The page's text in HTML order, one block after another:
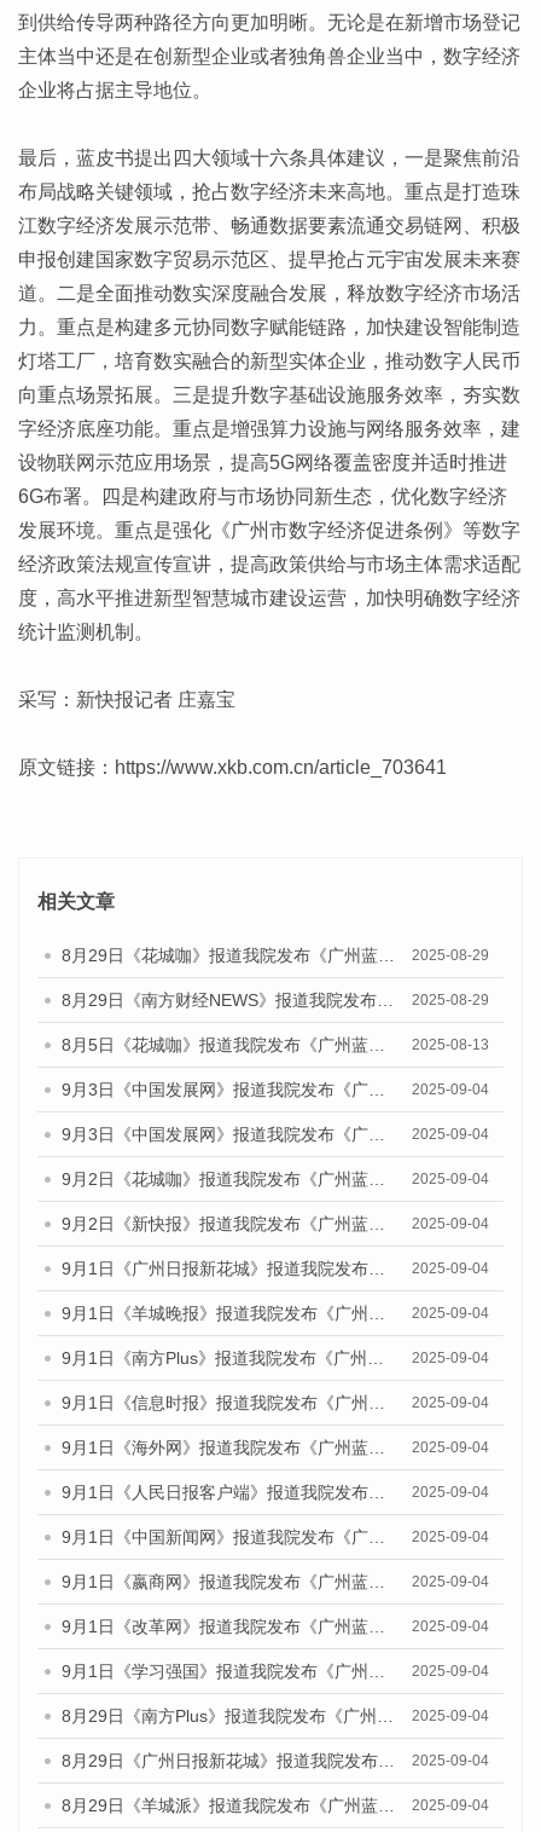
到供给传导两种路径方向更加明晰。无论是在新增市场登记
主体当中还是在创新型企业或者独角兽企业当中，数字经济
企业将占据主导地位。
最后，蓝皮书提出四大领域十六条具体建议，一是聚焦前沿
布局战略关键领域，抢占数字经济未来高地。重点是打造珠
江数字经济发展示范带、畅通数据要素流通交易链网、积极
申报创建国家数字贸易示范区、提早抢占元宇宙发展未来赛
道。二是全面推动数实深度融合发展，释放数字经济市场活
力。重点是构建多元协同数字赋能链路，加快建设智能制造
灯塔工厂，培育数实融合的新型实体企业，推动数字人民币
向重点场景拓展。三是提升数字基础设施服务效率，夯实数
字经济底座功能。重点是增强算力设施与网络服务效率，建
设物联网示范应用场景，提高5G网络覆盖密度并适时推进
6G布署。四是构建政府与市场协同新生态，优化数字经济
发展环境。重点是强化《广州市数字经济促进条例》等数字
经济政策法规宣传宣讲，提高政策供给与市场主体需求适配
度，高水平推进新型智慧城市建设运营，加快明确数字经济
统计监测机制。
采写：新快报记者 庄嘉宝
原文链接： https://www.xkb.com.cn/article_703641
相关文章
2025-08-29
2025-08-29
2025-08-13
2025-09-04
2025-09-04
2025-09-04
2025-09-04
2025-09-04
2025-09-04
2025-09-04
2025-09-04
2025-09-04
2025-09-04
2025-09-04
2025-09-04
2025-09-04
2025-09-04
2025-09-04
2025-09-04
2025-09-04